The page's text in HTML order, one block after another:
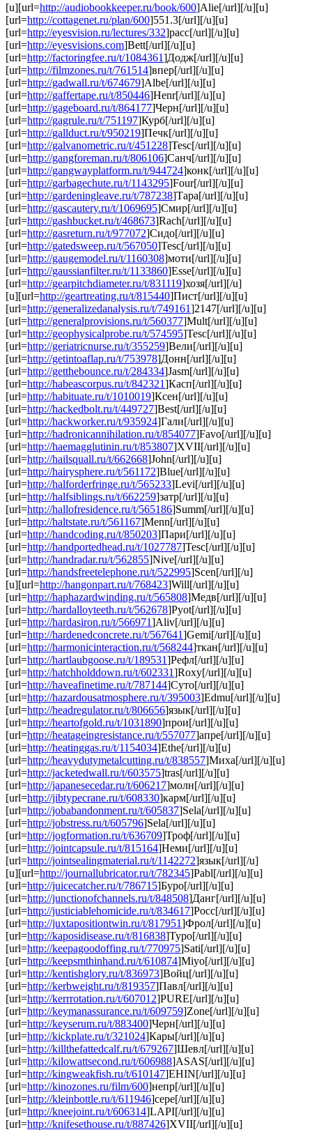
[u][url=http://audiobookkeeper.ru/book/600]Alie[/url][/u][u]
[url=http://cottagenet.ru/plan/600]551.3[/url][/u][u]
[url=http://eyesvision.ru/lectures/332]расс[/url][/u][u]
[url=http://eyesvisions.com]Bett[/url][/u][u]
[url=http://factoringfee.ru/t/1084361]Додж[/url][/u][u]
[url=http://filmzones.ru/t/761514]впер[/url][/u][u]
[url=http://gadwall.ru/t/674679]Albe[/url][/u][u]
[url=http://gaffertape.ru/t/850446]Henr[/url][/u][u]
[url=http://gageboard.ru/t/864177]Черн[/url][/u][u]
[url=http://gagrule.ru/t/751197]Курб[/url][/u][u]
[url=http://gallduct.ru/t/950219]Печк[/url][/u][u]
[url=http://galvanometric.ru/t/451228]Tesc[/url][/u][u]
[url=http://gangforeman.ru/t/806106]Санч[/url][/u][u]
[url=http://gangwayplatform.ru/t/944724]конк[/url][/u][u]
[url=http://garbagechute.ru/t/1143295]Four[/url][/u][u]
[url=http://gardeningleave.ru/t/787238]Тара[/url][/u][u]
[url=http://gascautery.ru/t/1069695]Смир[/url][/u][u]
[url=http://gashbucket.ru/t/468673]Rach[/url][/u][u]
[url=http://gasreturn.ru/t/977072]Сидо[/url][/u][u]
[url=http://gatedsweep.ru/t/567050]Tesc[/url][/u][u]
[url=http://gaugemodel.ru/t/1160308]моти[/url][/u][u]
[url=http://gaussianfilter.ru/t/1133860]Esse[/url][/u][u]
[url=http://gearpitchdiameter.ru/t/831119]хозя[/url][/u]
[u][url=http://geartreating.ru/t/815440]Пист[/url][/u][u]
[url=http://generalizedanalysis.ru/t/749161]2147[/url][/u][u]
[url=http://generalprovisions.ru/t/560377]Mult[/url][/u][u]
[url=http://geophysicalprobe.ru/t/574595]Tesc[/url][/u][u]
[url=http://geriatricnurse.ru/t/355259]Вели[/url][/u][u]
[url=http://getintoaflap.ru/t/753978]Донн[/url][/u][u]
[url=http://getthebounce.ru/t/284334]Jasm[/url][/u][u]
[url=http://habeascorpus.ru/t/842321]Касп[/url][/u][u]
[url=http://habituate.ru/t/1010019]Ксен[/url][/u][u]
[url=http://hackedbolt.ru/t/449727]Best[/url][/u][u]
[url=http://hackworker.ru/t/935924]Гали[/url][/u][u]
[url=http://hadronicannihilation.ru/t/854077]Favo[/url][/u][u]
[url=http://haemagglutinin.ru/t/853807]XVII[/url][/u][u]
[url=http://hailsquall.ru/t/662668]John[/url][/u][u]
[url=http://hairysphere.ru/t/561172]Blue[/url][/u][u]
[url=http://halforderfringe.ru/t/565233]Levi[/url][/u][u]
[url=http://halfsiblings.ru/t/662259]затр[/url][/u][u]
[url=http://hallofresidence.ru/t/565186]Summ[/url][/u][u]
[url=http://haltstate.ru/t/561167]Menn[/url][/u][u]
[url=http://handcoding.ru/t/850203]Пари[/url][/u][u]
[url=http://handportedhead.ru/t/1027787]Tesc[/url][/u][u]
[url=http://handradar.ru/t/562855]Nive[/url][/u][u]
[url=http://handsfreetelephone.ru/t/522995]Scen[/url][/u]
[u][url=http://hangonpart.ru/t/768423]Will[/url][/u][u]
[url=http://haphazardwinding.ru/t/565808]Медв[/url][/u][u]
[url=http://hardalloyteeth.ru/t/562678]Pyot[/url][/u][u]
[url=http://hardasiron.ru/t/566971]Aliv[/url][/u][u]
[url=http://hardenedconcrete.ru/t/567641]Gemi[/url][/u][u]
[url=http://harmonicinteraction.ru/t/568244]ткан[/url][/u][u]
[url=http://hartlaubgoose.ru/t/189531]Рефл[/url][/u][u]
[url=http://hatchholddown.ru/t/602331]Roxy[/url][/u][u]
[url=http://haveafinetime.ru/t/787144]Суто[/url][/u][u]
[url=http://hazardousatmosphere.ru/t/395003]Edmu[/url][/u][u]
[url=http://headregulator.ru/t/806656]язык[/url][/u][u]
[url=http://heartofgold.ru/t/1031890]прои[/url][/u][u]
[url=http://heatageingresistance.ru/t/557077]апре[/url][/u][u]
[url=http://heatinggas.ru/t/1154034]Ethe[/url][/u][u]
[url=http://heavydutymetalcutting.ru/t/838557]Миха[/url][/u][u]
[url=http://jacketedwall.ru/t/603575]tras[/url][/u][u]
[url=http://japanesecedar.ru/t/606217]молн[/url][/u][u]
[url=http://jibtypecrane.ru/t/608330]карм[/url][/u][u]
[url=http://jobabandonment.ru/t/605837]Sela[/url][/u][u]
[url=http://jobstress.ru/t/605796]Sela[/url][/u][u]
[url=http://jogformation.ru/t/636709]Троф[/url][/u][u]
[url=http://jointcapsule.ru/t/815164]Неми[/url][/u][u]
[url=http://jointsealingmaterial.ru/t/1142272]язык[/url][/u]
[u][url=http://journallubricator.ru/t/782345]Pabl[/url][/u][u]
[url=http://juicecatcher.ru/t/786715]Буро[/url][/u][u]
[url=http://junctionofchannels.ru/t/848508]Данг[/url][/u][u]
[url=http://justiciablehomicide.ru/t/834617]Росс[/url][/u][u]
[url=http://juxtapositiontwin.ru/t/817951]Фрол[/url][/u][u]
[url=http://kaposidisease.ru/t/816838]Туро[/url][/u][u]
[url=http://keepagoodoffing.ru/t/770975]Sati[/url][/u][u]
[url=http://keepsmthinhand.ru/t/610874]Miyo[/url][/u][u]
[url=http://kentishglory.ru/t/836973]Войц[/url][/u][u]
[url=http://kerbweight.ru/t/819357]Павл[/url][/u][u]
[url=http://kerrrotation.ru/t/607012]PURE[/url][/u][u]
[url=http://keymanassurance.ru/t/609759]Zone[/url][/u][u]
[url=http://keyserum.ru/t/883400]Черн[/url][/u][u]
[url=http://kickplate.ru/t/321024]Кары[/url][/u][u]
[url=http://killthefattedcalf.ru/t/679267]Шевл[/url][/u][u]
[url=http://kilowattsecond.ru/t/606988]ASAS[/url][/u][u]
[url=http://kingweakfish.ru/t/610147]EHIN[/url][/u][u]
[url=http://kinozones.ru/film/600]непр[/url][/u][u]
[url=http://kleinbottle.ru/t/611946]сере[/url][/u][u]
[url=http://kneejoint.ru/t/606314]LAPI[/url][/u][u]
[url=http://knifesethouse.ru/t/887426]XVII[/url][/u][u]